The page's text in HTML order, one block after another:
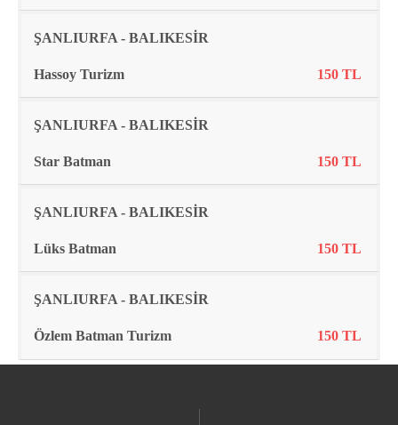
ŞANLIURFA - BALIKESİR
Hassoy Turizm 150 TL
ŞANLIURFA - BALIKESİR
Star Batman 150 TL
ŞANLIURFA - BALIKESİR
Lüks Batman 150 TL
ŞANLIURFA - BALIKESİR
Özlem Batman Turizm 150 TL